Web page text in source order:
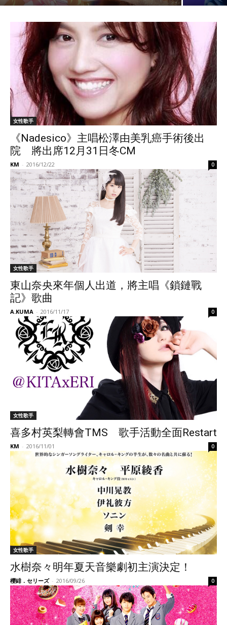
女性歌手
《Nadesico》主唱松澤由美乳癌手術後出
院 將出席12月31日冬CM
KM - 2016/12/22 0
女性歌手
東山奈央來年個人出道，將主唱《鎖鏈戰
記》歌曲
A.KUMA - 2016/11/17 0
女性歌手
喜多村英梨轉會TMS 歌手活動全面Restart
KM - 2016/11/01 0
女性歌手
水樹奈々明年夏天音樂劇初主演決定！
櫻緋．セリーズ - 2016/09/26 0